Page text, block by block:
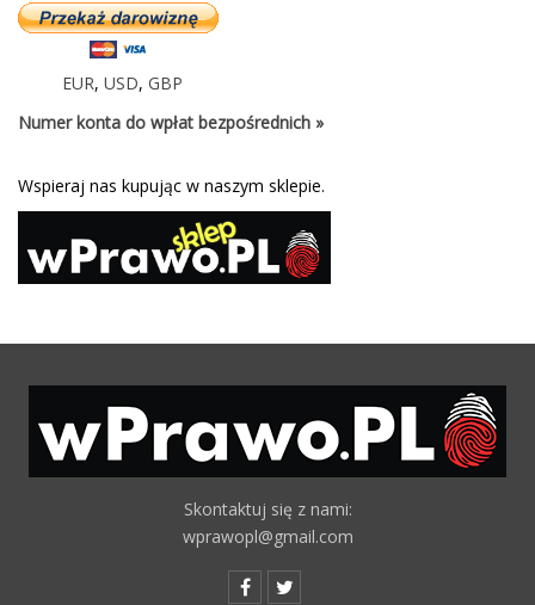
EUR, USD, GBP
Numer konta do wpłat bezpośrednich »
Wspieraj nas kupując w naszym sklepie.
Skontaktuj się z nami:
wprawopl@gmail.com